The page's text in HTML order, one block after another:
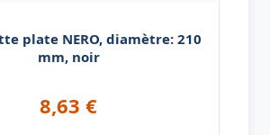
plate NERO, diamètre: 210
mm, noir
8,63 €